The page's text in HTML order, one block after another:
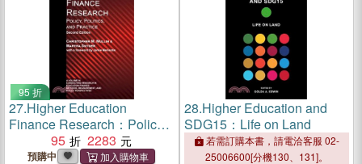
95 折
27.Higher Education
Finance Research：Policy,
Politics, and Practice
95 2283
預購中
28.Higher Education and
SDG15：Life on Land
若需訂購本書，請電洽客服 02-
25006600[分機130、131]。